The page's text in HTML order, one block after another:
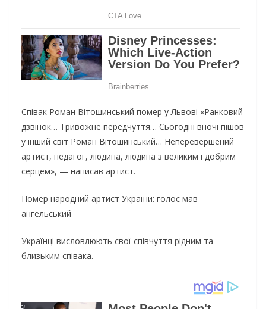
Співак Роман Вітошинський помер у Львові «Ранковий
дзвінок… Тривожне передчуття… Сьогодні вночі пішов
у інший світ Роман Вітошинський… Неперевершений
артист, педагог, людина, людина з великим і добрим
серцем», — написав артист.
Помер народний артист України: голос мав
ангельський
Українці висловлюють свої співчуття рідним та
близьким співака.